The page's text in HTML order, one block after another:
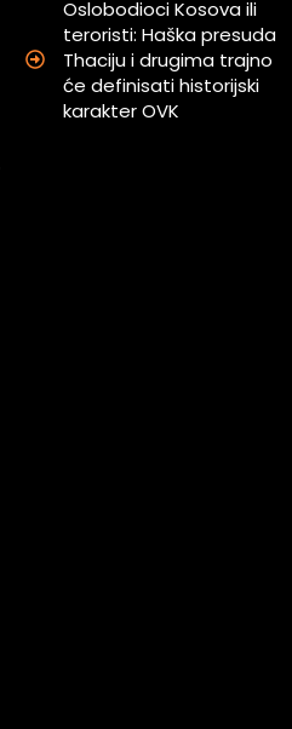
Oslobodioci Kosova ili
teroristi: Haška presuda
Thaciju i drugima trajno
će definisati historijski
karakter OVK